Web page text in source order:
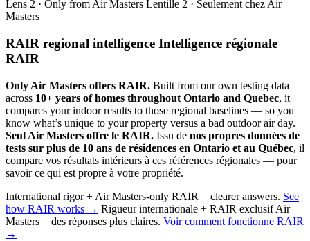
Lens 2 · Only from Air Masters Lentille 2 · Seulement chez Air
Masters
RAIR regional intelligence Intelligence régionale
RAIR
Only Air Masters offers RAIR. Built from our own testing data
across 10+ years of homes throughout Ontario and Quebec, it
compares your indoor results to those regional baselines — so you
know what’s unique to your property versus a bad outdoor air day.
Seul Air Masters offre le RAIR. Issu de nos propres données de
tests sur plus de 10 ans de résidences en Ontario et au Québec, il
compare vos résultats intérieurs à ces références régionales — pour
savoir ce qui est propre à votre propriété.
International rigor + Air Masters-only RAIR = clearer answers. See
how RAIR works → Rigueur internationale + RAIR exclusif Air
Masters = des réponses plus claires. Voir comment fonctionne RAIR
→